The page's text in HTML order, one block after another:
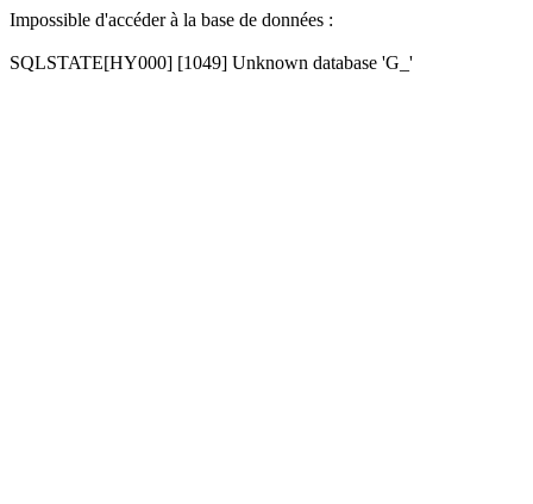
Impossible d'accéder à la base de données :
SQLSTATE[HY000] [1049] Unknown database 'G_'